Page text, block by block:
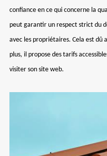
confiance en ce qui concerne la
peut garantir un respect strict du
avec les propriétaires. Cela est dû
plus, il propose des tarifs
visiter son site web.